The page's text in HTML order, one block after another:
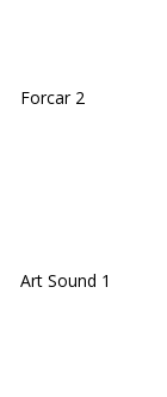
Forcar 2
Art Sound 1